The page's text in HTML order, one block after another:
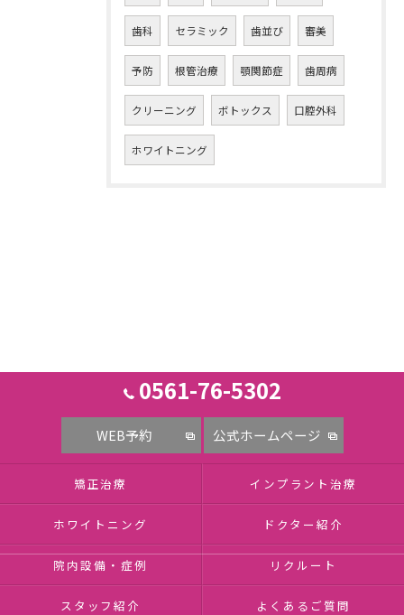
歯科 セラミック 歯並び 審美
予防 根管治療 顎関節症 歯周病
クリーニング ボトックス 口腔外科
ホワイトニング
0561-76-5302
WEB予約 公式ホームページ
矯正治療 インプラント治療
ホワイトニング ドクター紹介
院内設備・症例 リクルート
スタッフ紹介 よくあるご質問